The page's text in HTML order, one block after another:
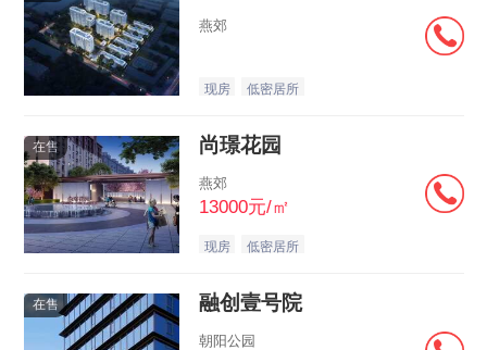
燕郊
现房 低密居所
在售 尚璟花园
燕郊
13000元/㎡
现房 低密居所
在售 融创壹号院
朝阳公园